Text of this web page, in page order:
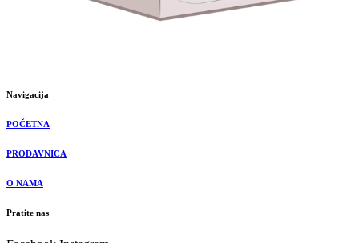
Navigacija
POČETNA
PRODAVNICA
O NAMA
Pratite nas